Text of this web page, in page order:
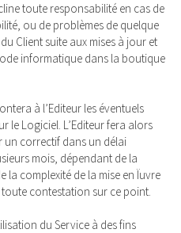
toute responsabilité en cas de
ou de problèmes de quelque
Client suite aux mises à jour et
informatique dans la boutique
à l’Editeur les éventuels
le Logiciel. L’Editeur fera alors
un correctif dans un délai
mois, dépendant de la
complexité de la mise en Ïuvre
contestation sur ce point.
du Service à des fins